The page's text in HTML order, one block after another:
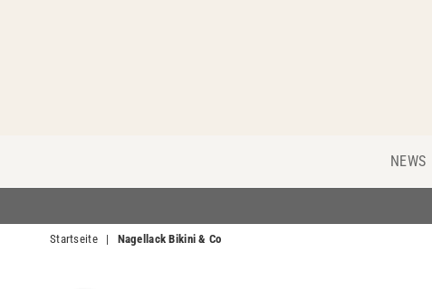
NEWS
Startseite | Nagellack Bikini & Co